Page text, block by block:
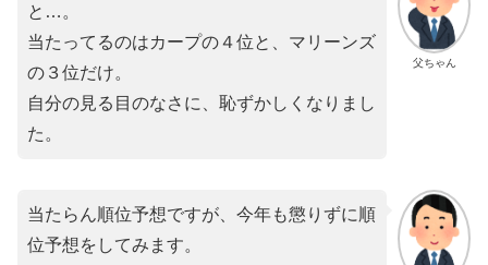
父ちゃん
と…。
当たってるのはカープの４位と、マリーンズ
の３位だけ。
自分の見る目のなさに、恥ずかしくなりまし
た。
当たらん順位予想ですが、今年も懲りずに順
位予想をしてみます。